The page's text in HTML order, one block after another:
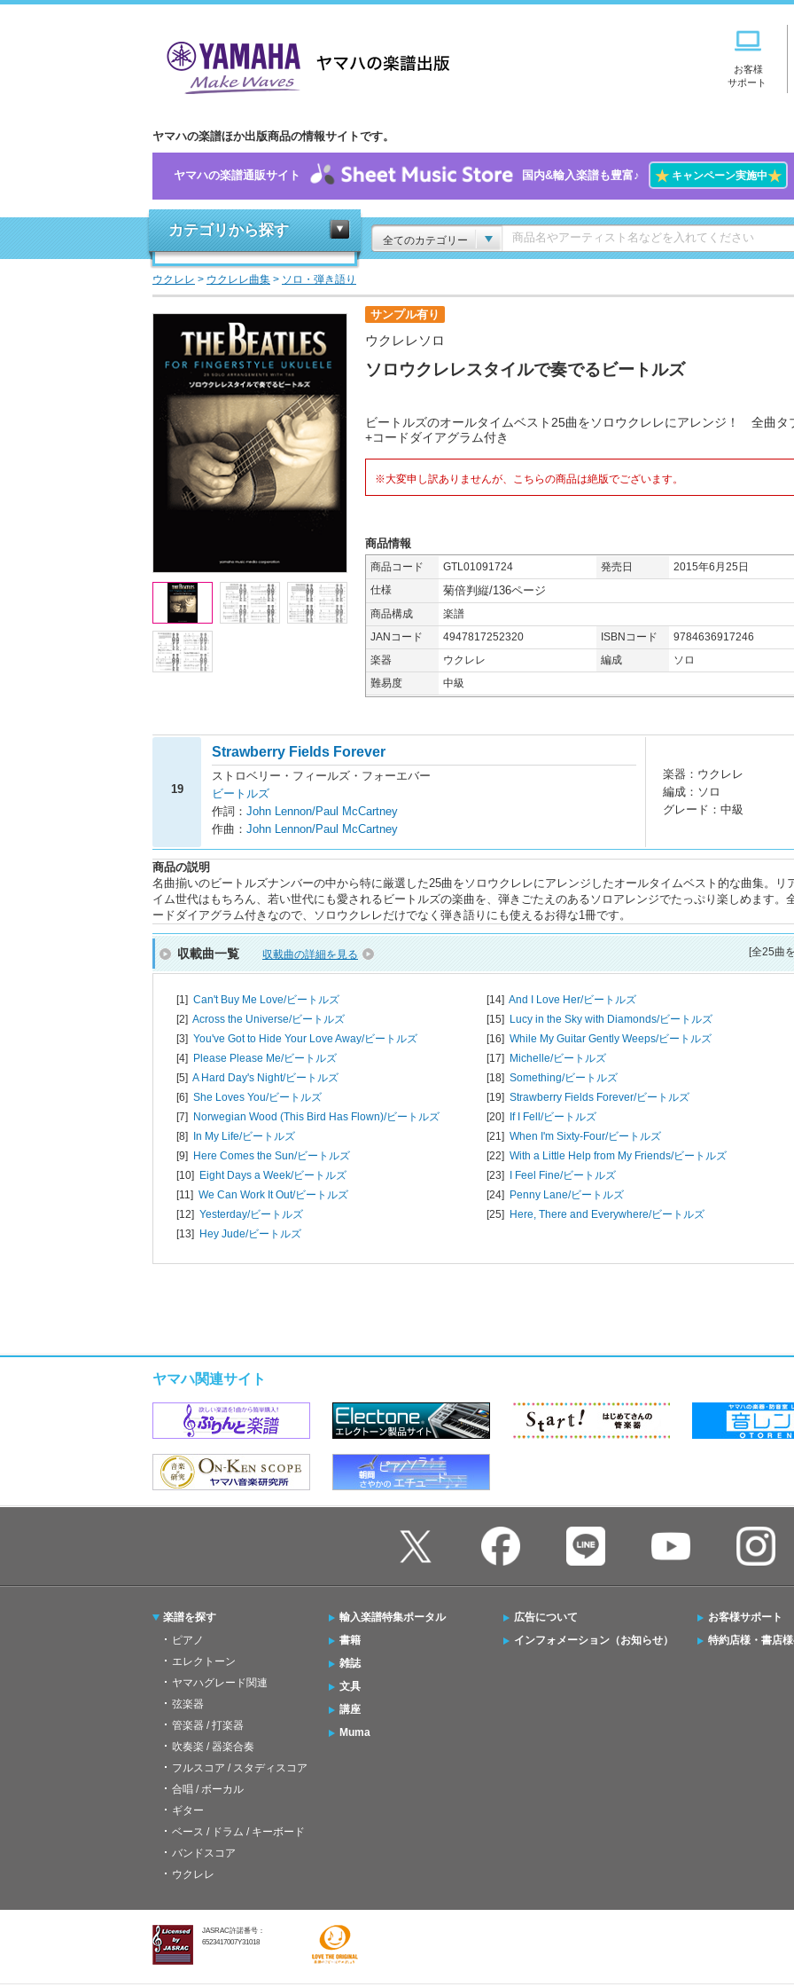
お客様
サポート
ヤマハの楽譜ほか出版商品の情報サイトです。
ヤマハの楽譜通販サイト 国内&輸入楽譜も豊富♪ ★キャンペーン実施中★
カテゴリから探す
全てのカテゴリー
ウクレレ > ウクレレ曲集 > ソロ・弾き語り
サンプル有り
ウクレレソロ
ソロウクレレスタイルで奏でるビートルズ
ビートルズのオールタイムベスト25曲をソロウクレレにアレンジ！ 全曲タ
+コードダイアグラム付き
※大変申し訳ありませんが、こちらの商品は絶版でございます。
商品情報
商品コード GTL01091724 発売日
2015年6月25日
仕様
菊倍判縦/136ページ
商品構成
楽譜
JANコード
4947817252320 ISBNコード
9784636917246
楽器
ウクレレ 編成
ソロ
難易度
中級
19
Strawberry Fields Forever
ストロベリー・フィールズ・フォーエバー
ビートルズ
作詞： John Lennon/Paul McCartney
作曲： John Lennon/Paul McCartney
楽器：ウクレレ
編成：ソロ
グレード：中級
商品の説明
名曲揃いのビートルズナンバーの中から特に厳選した25曲をソロウクレレにアレンジしたオールタイムベスト的な曲集。リ
イム世代はもちろん、若い世代にも愛されるビートルズの楽曲を、弾きごたえのあるソロアレンジでたっぷり楽しめます。
ードダイアグラム付きなので、ソロウクレレだけでなく弾き語りにも使えるお得な1冊です。
収載曲一覧 収載曲の詳細を見る [全25曲
[1] Can't Buy Me Love/ビートルズ
[2] Across the Universe/ビートルズ
[3] You've Got to Hide Your Love Away/ビートルズ
[4] Please Please Me/ビートルズ
[5] A Hard Day's Night/ビートルズ
[6] She Loves You/ビートルズ
[7] Norwegian Wood (This Bird Has Flown)/ビートルズ
[8] In My Life/ビートルズ
[9] Here Comes the Sun/ビートルズ
[10] Eight Days a Week/ビートルズ
[11] We Can Work It Out/ビートルズ
[12] Yesterday/ビートルズ
[13] Hey Jude/ビートルズ
[14] And I Love Her/ビートルズ
[15] Lucy in the Sky with Diamonds/ビートルズ
[16] While My Guitar Gently Weeps/ビートルズ
[17] Michelle/ビートルズ
[18] Something/ビートルズ
[19] Strawberry Fields Forever/ビートルズ
[20] If I Fell/ビートルズ
[21] When I'm Sixty-Four/ビートルズ
[22] With a Little Help from My Friends/ビートルズ
[23] I Feel Fine/ビートルズ
[24] Penny Lane/ビートルズ
[25] Here, There and Everywhere/ビートルズ
ヤマハ関連サイト
楽譜を探す
ピアノ
エレクトーン
ヤマハグレード関連
弦楽器
管楽器 / 打楽器
吹奏楽 / 器楽合奏
フルスコア / スタディスコア
合唱 / ボーカル
ギター
ベース / ドラム / キーボード
バンドスコア
ウクレレ
輸入楽譜特集ポータル
書籍
雑誌
文具
講座
Muma
広告について
インフォメーション（お知らせ）
お客様サポート
特約店様・書店
JASRAC許諾番号：
6523417007Y31018